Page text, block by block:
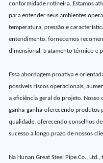
conformidade rotineira. Estamos
para entender seus ambientes
temperatura, pressão e
entendimento, fornecemos
dimensional, tratamento térmico e
Essa abordagem proativa e
possíveis riscos operacionais,
a eficiência geral do projeto.
ganha-ganha-oferecendo produtos
qualidade, oferecendo conselhos
sucesso a longo prazo de nossos
Na Hunan Great Steel Pipe Co.,